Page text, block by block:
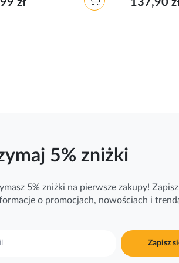
5% zniżki
5% zniżki na pierwsze zakupy!
o promocjach, nowościach i
Zapisz